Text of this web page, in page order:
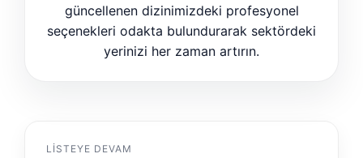
güncellenen dizinimizdeki profesyonel
seçenekleri odakta bulundurarak sektördeki
yerinizi her zaman artırın.
LISTEYE DEVAM